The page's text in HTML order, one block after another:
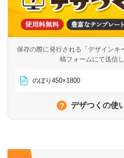
保存の際に発行される「デザインキ
稿フォームにて送信
のぼり450×1800
デザつくの使